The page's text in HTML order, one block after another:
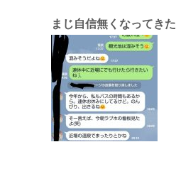
まじ自信無くなってきた